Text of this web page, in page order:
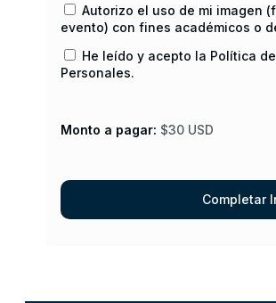
Autorizo el uso de mi imagen
evento) con fines académicos o
He leído y acepto la Política
Personales.
Monto a pagar: $30 USD